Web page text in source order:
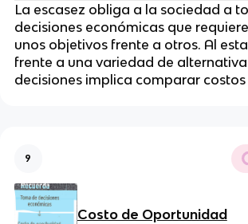
La escasez obliga a la sociedad a
decisiones económicas que
unos objetivos frente a otros. Al
frente a una variedad de
decisiones implica comparar costos
9
Costo de Oportunidad